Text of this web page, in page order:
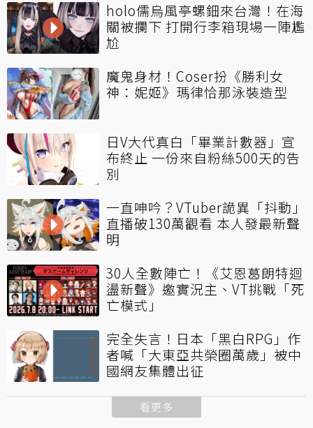
holo儒烏風亭螺鈿來台灣！在海
關被攔下 打開行李箱現場一陣尷
尬
魔鬼身材！Coser扮《勝利女
神：妮姬》瑪律恰那泳裝造型
日V大代真白「畢業計數器」宣
布終止 一份來自粉絲500天的告
別
一直呻吟？VTuber詭異「抖動」
直播破130萬觀看 本人發最新聲
明
30人全數陣亡！《艾恩葛朗特迴
盪新聲》邀實況主、VT挑戰「死
亡模式」
完全失言！日本「黑白RPG」作
者喊「大東亞共榮圈萬歲」被中
國網友集體出征
看更多